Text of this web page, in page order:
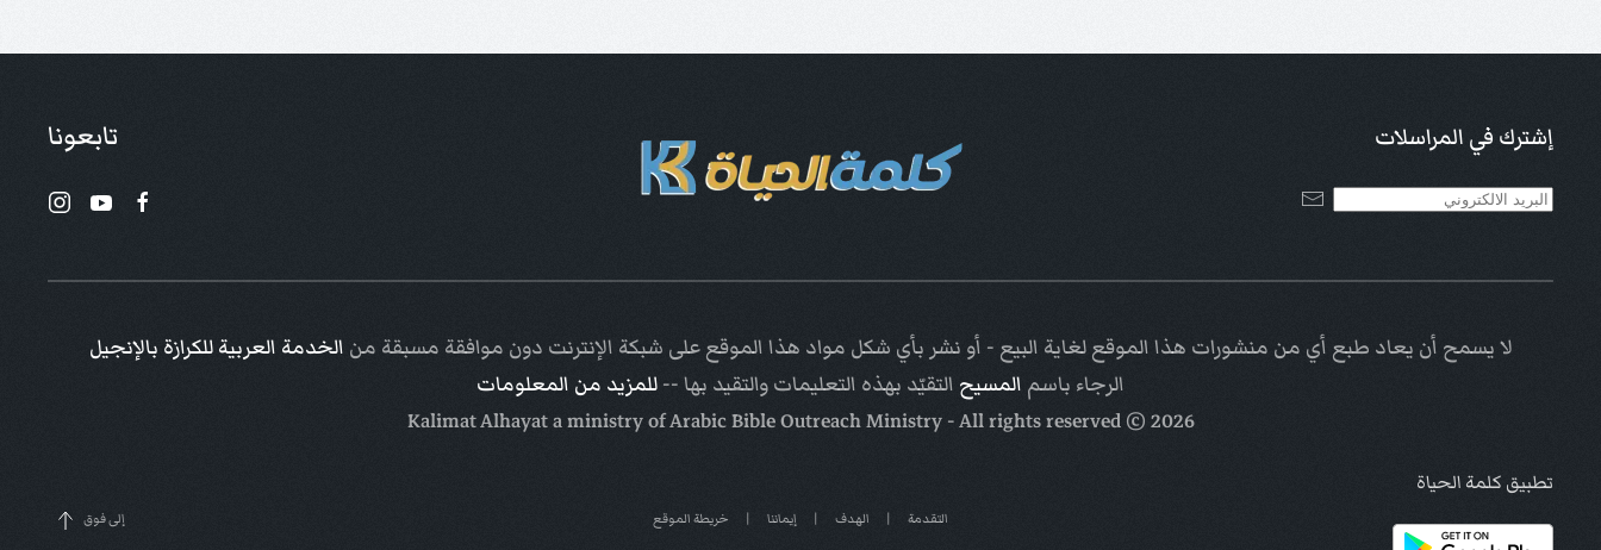
إشترك في المراسلات تابعونا
لا يسمح أن يعاد طبع أي من منشورات هذا الموقع لغاية البيع - أو نشر بأي شكل مواد هذا الموقع على شبكة الإنترنت دون موافقة مسبقة من الخدمة العربية للكرازة بالإنجيل
الرجاء باسم المسيح التقيّد بهذه التعليمات والتقيد بها --للمزيد من المعلومات
2026
© Kalimat Alhayat a ministry of
Arabic Bible Outreach Ministry- All rights reserved
تطبيق كلمة الحياة
التقدمة | الهدف | إيماننا | خريطة الموقع إلى فوق